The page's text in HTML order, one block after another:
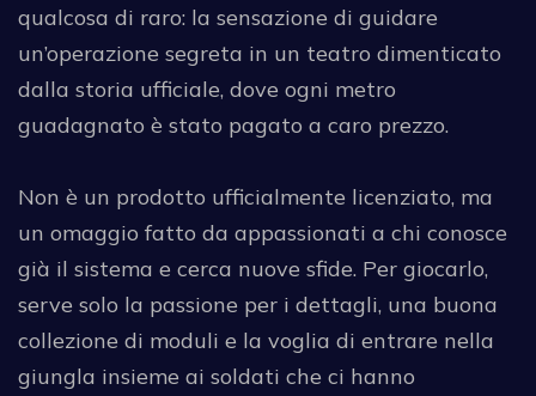
qualcosa di raro: la sensazione di guidare
un’operazione segreta in un teatro dimenticato
dalla storia ufficiale, dove ogni metro
guadagnato è stato pagato a caro prezzo.
Non è un prodotto ufficialmente licenziato, ma
un omaggio fatto da appassionati a chi conosce
già il sistema e cerca nuove sfide. Per giocarlo,
serve solo la passione per i dettagli, una buona
collezione di moduli e la voglia di entrare nella
giungla insieme ai soldati che ci hanno